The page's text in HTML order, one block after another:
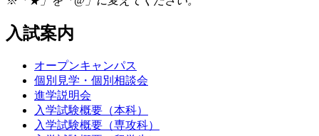
入試案内
オープンキャンパス
個別⾒学・個別相談会
進学説明会
入学試験概要（本科）
入学試験概要（専攻科）